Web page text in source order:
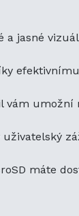
splňuje
takže je
nastane
že váš
jasné
vám umožní
máte